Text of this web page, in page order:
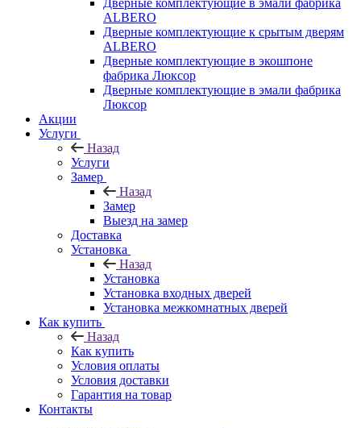
Дверные комплектующие в эмали фабрика
ALBERO
Дверные комплектующие к срытым дверям
ALBERO
Дверные комплектующие в экошпоне
фабрика Люксор
Дверные комплектующие в эмали фабрика
Люксор
Акции
Услуги
Назад
Услуги
Замер
Назад
Замер
Выезд на замер
Доставка
Установка
Назад
Установка
Установка входных дверей
Установка межкомнатных дверей
Как купить
Назад
Как купить
Условия оплаты
Условия доставки
Гарантия на товар
Контакты